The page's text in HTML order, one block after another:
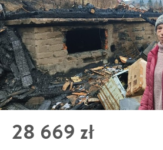
28 669 zł